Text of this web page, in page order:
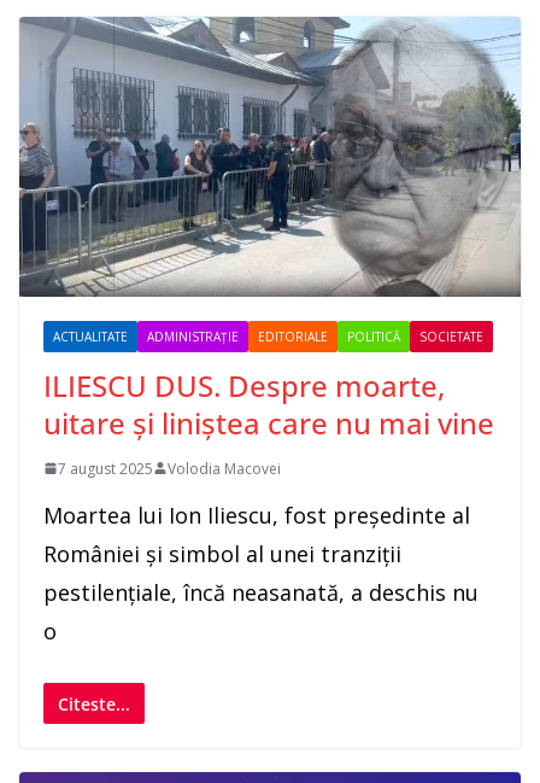
ACTUALITATE ADMINISTRAȚIE EDITORIALE POLITICĂ SOCIETATE
ILIESCU DUS. Despre moarte,
uitare și liniștea care nu mai vine
7 august 2025 Volodia Macovei
Moartea lui Ion Iliescu, fost președinte al
României și simbol al unei tranziții
pestilențiale, încă neasanată, a deschis nu
o
Citeste...